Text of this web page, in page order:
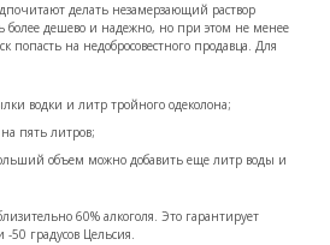
делать незамерзающий раствор
более дешево и надежно, но при этом не менее
попасть на недобросовестного продавца. Для
водки и литр тройного одеколона;
пять литров;
объем можно добавить еще литр воды и
60% алкоголя. Это гарантирует
50 градусов Цельсия.